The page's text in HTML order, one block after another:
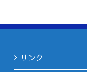
リンク